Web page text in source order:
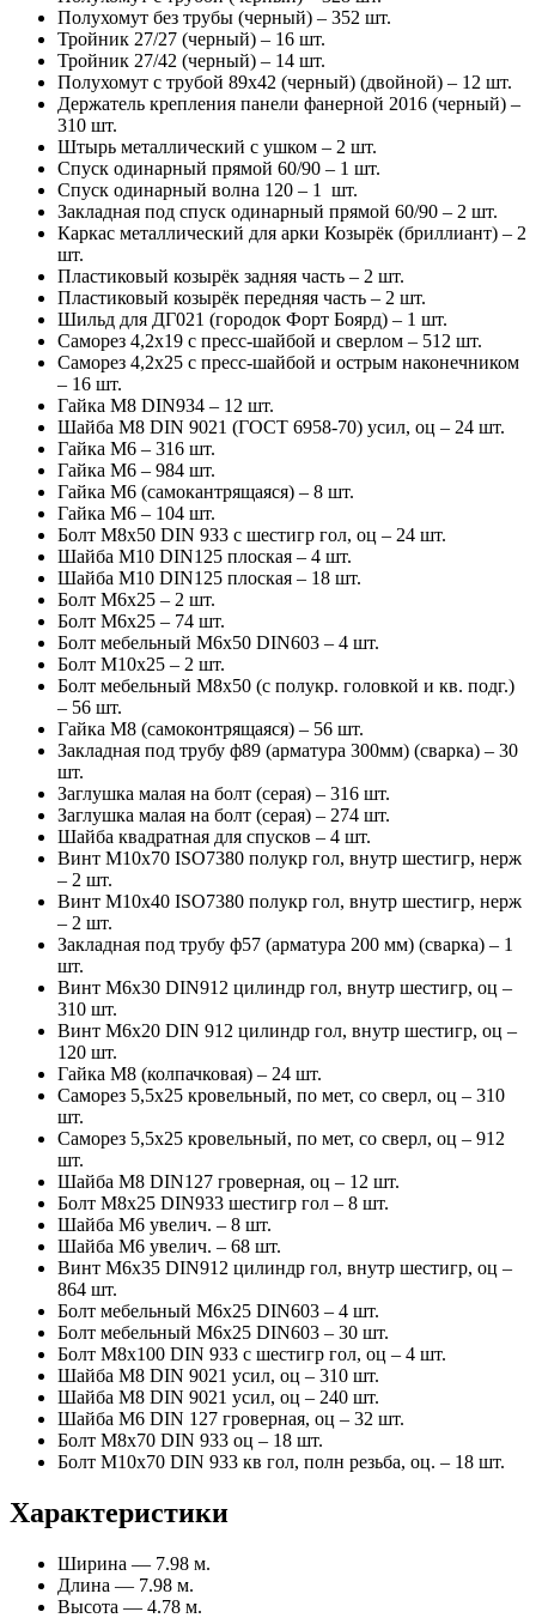
Полухомут без трубы (черный) – 352 шт.
Тройник 27/27 (черный) – 16 шт.
Тройник 27/42 (черный) – 14 шт.
Полухомут с трубой 89х42 (черный) (двойной) – 12 шт.
Держатель крепления панели фанерной 2016 (черный) –
310 шт.
Штырь металлический с ушком – 2 шт.
Спуск одинарный прямой 60/90 – 1 шт.
Спуск одинарный волна 120 – 1 шт.
Закладная под спуск одинарный прямой 60/90 – 2 шт.
Каркас металлический для арки Козырёк (бриллиант) – 2
шт.
Пластиковый козырёк задняя часть – 2 шт.
Пластиковый козырёк передняя часть – 2 шт.
Шильд для ДГ021 (городок Форт Боярд) – 1 шт.
Саморез 4,2х19 с пресс-шайбой и сверлом – 512 шт.
Саморез 4,2х25 с пресс-шайбой и острым наконечником
– 16 шт.
Гайка М8 DIN934 – 12 шт.
Шайба М8 DIN 9021 (ГОСТ 6958-70) усил, оц – 24 шт.
Гайка М6 – 316 шт.
Гайка М6 – 984 шт.
Гайка М6 (самокантрящаяся) – 8 шт.
Гайка М6 – 104 шт.
Болт М8х50 DIN 933 с шестигр гол, оц – 24 шт.
Шайба М10 DIN125 плоская – 4 шт.
Шайба М10 DIN125 плоская – 18 шт.
Болт М6х25 – 2 шт.
Болт М6х25 – 74 шт.
Болт мебельный М6х50 DIN603 – 4 шт.
Болт М10х25 – 2 шт.
Болт мебельный М8х50 (с полукр. головкой и кв. подг.)
– 56 шт.
Гайка М8 (самоконтрящаяся) – 56 шт.
Закладная под трубу ф89 (арматура 300мм) (сварка) – 30
шт.
Заглушка малая на болт (серая) – 316 шт.
Заглушка малая на болт (серая) – 274 шт.
Шайба квадратная для спусков – 4 шт.
Винт М10х70 ISO7380 полукр гол, внутр шестигр, нерж
– 2 шт.
Винт М10х40 ISO7380 полукр гол, внутр шестигр, нерж
– 2 шт.
Закладная под трубу ф57 (арматура 200 мм) (сварка) – 1
шт.
Винт М6х30 DIN912 цилиндр гол, внутр шестигр, оц –
310 шт.
Винт М6х20 DIN 912 цилиндр гол, внутр шестигр, оц –
120 шт.
Гайка М8 (колпачковая) – 24 шт.
Саморез 5,5х25 кровельный, по мет, со сверл, оц – 310
шт.
Саморез 5,5х25 кровельный, по мет, со сверл, оц – 912
шт.
Шайба М8 DIN127 гроверная, оц – 12 шт.
Болт М8х25 DIN933 шестигр гол – 8 шт.
Шайба М6 увелич. – 8 шт.
Шайба М6 увелич. – 68 шт.
Винт М6х35 DIN912 цилиндр гол, внутр шестигр, оц –
864 шт.
Болт мебельный М6х25 DIN603 – 4 шт.
Болт мебельный М6х25 DIN603 – 30 шт.
Болт М8х100 DIN 933 с шестигр гол, оц – 4 шт.
Шайба М8 DIN 9021 усил, оц – 310 шт.
Шайба М8 DIN 9021 усил, оц – 240 шт.
Шайба М6 DIN 127 гроверная, оц – 32 шт.
Болт М8х70 DIN 933 оц – 18 шт.
Болт М10х70 DIN 933 кв гол, полн резьба, оц. – 18 шт.
Характеристики
Ширина — 7.98 м.
Длина — 7.98 м.
Высота — 4.78 м.